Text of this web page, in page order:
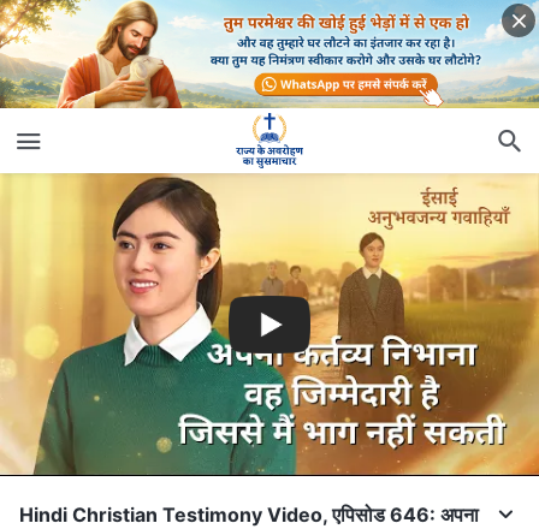
Hindi Christian Testimony Video, एपिसोड 646: अपना